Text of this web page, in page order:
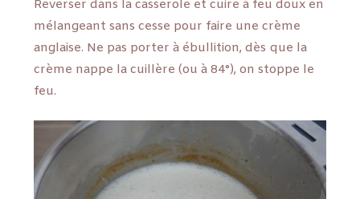
Reverser dans la casserole et cuire à feu doux en
mélangeant sans cesse pour faire une crème
anglaise. Ne pas porter à ébullition, dès que la
crème nappe la cuillère (ou à 84°), on stoppe le
feu.